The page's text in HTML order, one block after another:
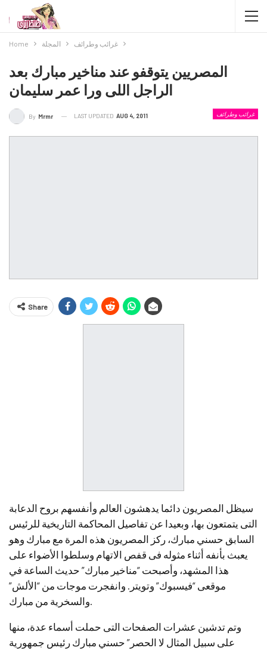
Home المجلة غرائب وطرائف
المصريين يتوقفو عند مناخير مبارك بعد
الراجل اللى ورا عمر سليمان
غرائب وطرائف By Mrmr LAST UPDATED AUG 4, 2011
Share
سيظل المصريون دائما يدهشون العالم وأنفسهم بروح الدعابة
التى يتمتعون بها، وبعيدا عن تفاصيل المحاكمة التاريخية للرئيس
السابق حسني مبارك، ركز المصريون هذه المرة مع مبارك وهو
يعبث بأنفه أثناء مثوله فى قفص الاتهام وسلطوا الأضواء على
هذا المشهد، وأصبحت “مناخير مبارك” حديث الساعة في
موقعى “فيسبوك” وتويتر. وانفجرت موجات من “الألش”
والسخرية من مبارك.
وتم تدشين عشرات الصفحات التى حملت أسماء عدة، منها
على سبيل المثال لا الحصر” حسني مبارك رئيس جمهورية